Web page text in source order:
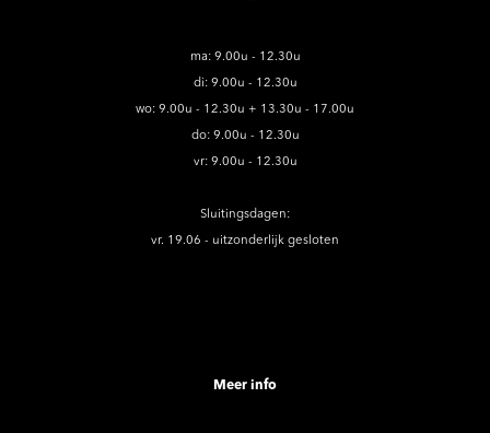
ma: 9.00u - 12.30u
di: 9.00u - 12.30u
wo: 9.00u - 12.30u + 13.30u - 17.00u
do: 9.00u - 12.30u
vr: 9.00u - 12.30u
Sluitingsdagen:
vr. 19.06 - uitzonderlijk gesloten
Meer info